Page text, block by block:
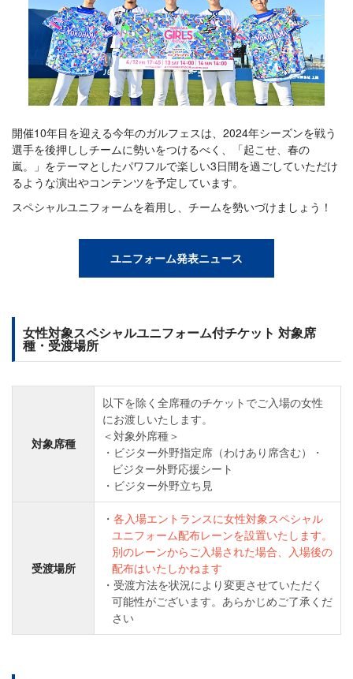
開催10年目を迎える今年のガルフェスは、2024年シーズンを戦う
選手を後押ししチームに勢いをつけるべく、「起こせ、春の
嵐。」をテーマとしたパワフルで楽しい3日間を過ごしていただけ
るような演出やコンテンツを予定しています。
スペシャルユニフォームを着用し、チームを勢いづけましょう！
ユニフォーム発表ニュース
女性対象スペシャルユニフォーム付チケット 対象席
種・受渡場所
対象席種
以下を除く全席種のチケットでご入場の女性
にお渡しいたします。
＜対象外席種＞
ビジター外野指定席（わけあり席含む）・
ビジター外野応援シート
ビジター外野立ち見
受渡場所
各入場エントランスに女性対象スペシャル
ユニフォーム配布レーンを設置いたします。
別のレーンからご入場された場合、入場後の
配布はいたしかねます
受渡方法を状況により変更させていただく
可能性がございます。あらかじめご了承くだ
さい